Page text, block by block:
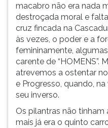
macabro não era nada
destroçada moral e
cruz fincada na
às vezes, o poder e a
femininamente,
carente de “HOMENS”.
atrevemos a ostentar
e Progresso, quando,
seu inverso.
Os pilantras não tinham
mais já era o quinto